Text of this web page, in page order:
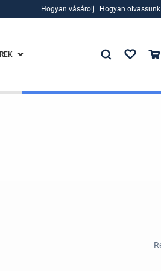
Hogyan vásárolj
Hogyan